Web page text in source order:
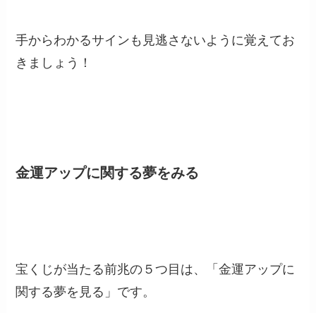
手からわかるサインも見逃さないように覚えてお
きましょう！
金運アップに関する夢をみる
宝くじが当たる前兆の５つ目は、「金運アップに
関する夢を見る」です。